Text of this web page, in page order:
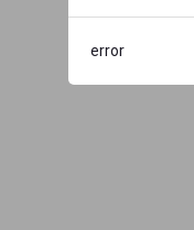
error